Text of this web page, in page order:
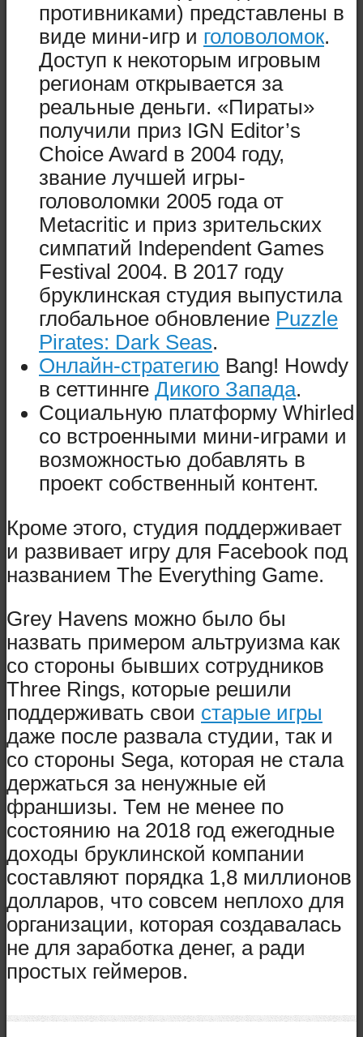
противниками) представлены в
виде мини-игр и головоломок.
Доступ к некоторым игровым
регионам открывается за
реальные деньги. «Пираты»
получили приз IGN Editor’s
Choice Award в 2004 году,
звание лучшей игры-
головоломки 2005 года от
Metacritic и приз зрительских
симпатий Independent Games
Festival 2004. В 2017 году
бруклинская студия выпустила
глобальное обновление Puzzle
Pirates: Dark Seas.
Онлайн-стратегию Bang! Howdy
в сеттиннге Дикого Запада.
Социальную платформу Whirled
со встроенными мини-играми и
возможностью добавлять в
проект собственный контент.
Кроме этого, студия поддерживает
и развивает игру для Facebook под
названием The Everything Game.
Grey Havens можно было бы
назвать примером альтруизма как
со стороны бывших сотрудников
Three Rings, которые решили
поддерживать свои старые игры
даже после развала студии, так и
со стороны Sega, которая не стала
держаться за ненужные ей
франшизы. Тем не менее по
состоянию на 2018 год ежегодные
доходы бруклинской компании
составляют порядка 1,8 миллионов
долларов, что совсем неплохо для
организации, которая создавалась
не для заработка денег, а ради
простых геймеров.